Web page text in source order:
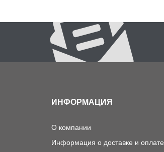
ИНФОРМАЦИЯ
О компании
Информация о доставке и оплате